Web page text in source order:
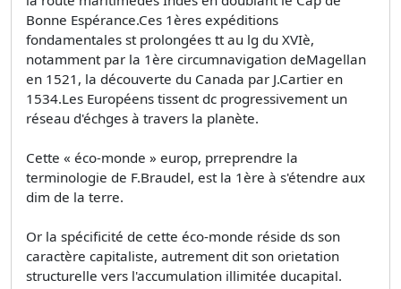
Bonne Espérance.Ces 1ères expéditions
fondamentales st prolongées tt au lg du XVIè,
notamment par la 1ère circumnavigation deMagellan
en 1521, la découverte du Canada par J.Cartier en
1534.Les Européens tissent dc progressivement un
réseau d'échges à travers la planète.
Cette « éco-monde » europ, prreprendre la
terminologie de F.Braudel, est la 1ère à s'étendre aux
dim de la terre.
Or la spécificité de cette éco-monde réside ds son
caractère capitaliste, autrement dit son orietation
structurelle vers l'accumulation illimitée ducapital.